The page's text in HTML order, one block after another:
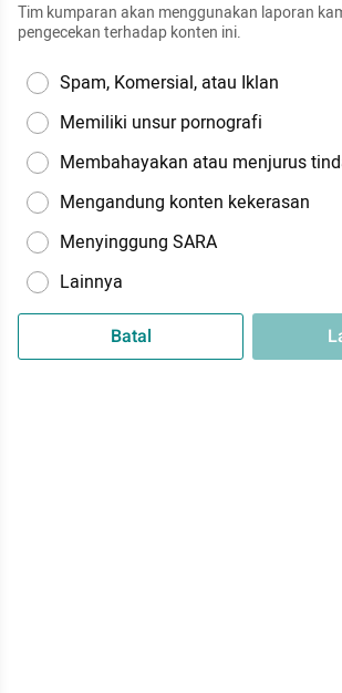
Tim kumparan akan menggunakan laporan
pengecekan terhadap konten ini.
Spam, Komersial, atau Iklan
Memiliki unsur pornografi
Membahayakan atau menjurus
Mengandung konten kekerasan
Menyinggung SARA
Lainnya
Batal